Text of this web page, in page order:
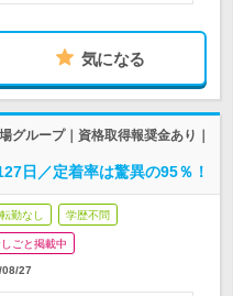
気になる
グループ｜資格取得報奨金あり｜
日／定着率は驚異の95％！
転勤なし 学歴不問
ごと掲載中
27